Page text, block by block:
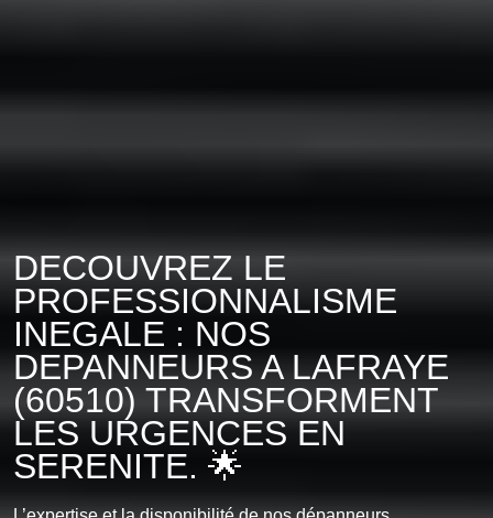
DECOUVREZ LE
PROFESSIONNALISME
INEGALE : NOS
DEPANNEURS A LAFRAYE
(60510) TRANSFORMENT
LES URGENCES EN
SERENITE. 🌟